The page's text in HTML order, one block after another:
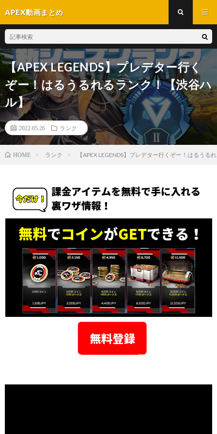
APEX動画まとめ
【APEX LEGENDS】プレデター行く
ぞー！はるうるれるランク！【渋谷ハ
ル】
2022.05.26 ランク
HOME ランク 【APEX LEGENDS】プレデター行くぞー！はるうる